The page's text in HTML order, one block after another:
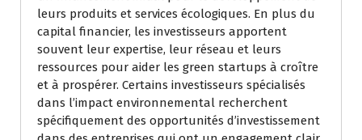
leurs produits et services écologiques. En plus du
capital financier, les investisseurs apportent
souvent leur expertise, leur réseau et leurs
ressources pour aider les green startups à croître
et à prospérer. Certains investisseurs spécialisés
dans l’impact environnemental recherchent
spécifiquement des opportunités d’investissement